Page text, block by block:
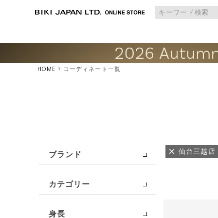
HOME コーディネート一覧
ブランド
カテゴリー
身長
仙台三越